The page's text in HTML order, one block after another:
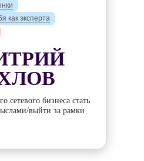
как эксперта
сетевого бизнеса стать
выйти за рамки